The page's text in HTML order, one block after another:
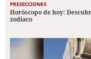
PREDICCIONES
Horóscopo de hoy:
zodiaco